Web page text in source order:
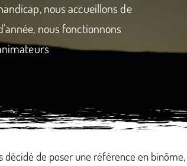
nous accueillons de
nous fonctionnons
décidé de poser une référence en